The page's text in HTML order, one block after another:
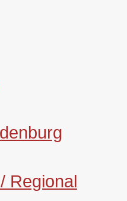
Regional